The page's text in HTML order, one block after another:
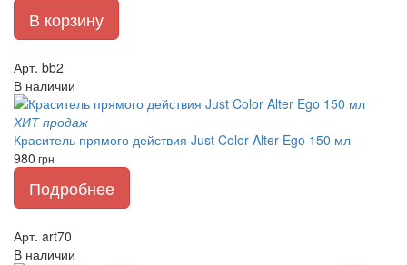
В корзину
Арт. bb2
В наличии
ХИТ продаж
Краситель прямого действия Just Color Alter Ego 150 мл
980 грн
Подробнее
Арт. art70
В наличии